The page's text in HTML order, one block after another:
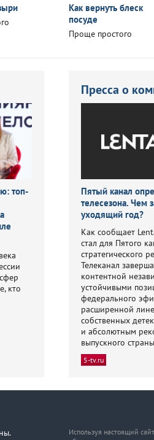
Как вернуть блеск
посуде
Проще простого
топ-
кто
Пресса о
Пятый канал
телесезона. Чем
уходящий год?
Как сообщает
стал для Пятого
стратегического
Телеканал
контентной
устойчивыми
федерального
расширенной
собственных
и абсолютным
выпускного
5-tv.ru
Используя настоящий